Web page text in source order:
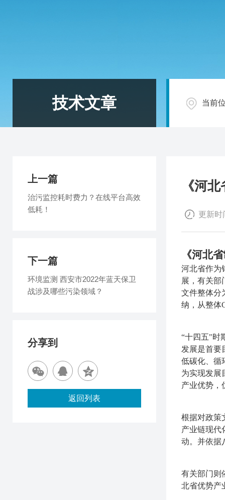
技术文章 当前
《河
更新时
《河北
河北省作为
展，有关部
文件整体分
纳，从整体
“十四五"时
发展是首要
低碳化、循
为实现发展
产业优势，
根据对政策
产业链现代
动。并依据
有关部门则
北省优势产
上一篇
治污监控耗时费力？在线平台高效
低耗！
下一篇
环境监测 西安市2022年蓝天保卫
战涉及哪些污染领域？
分享到
返回列表